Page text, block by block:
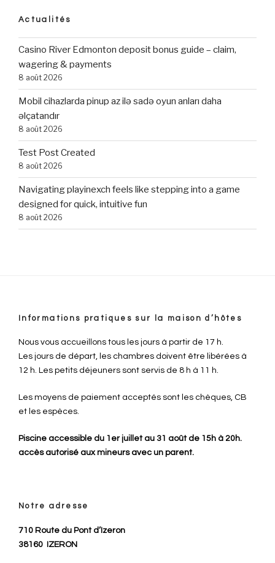
Actualités
Casino River Edmonton deposit bonus guide – claim,
wagering & payments
8 août 2026
Mobil cihazlarda pinup az ilə sadə oyun anları daha
əlçatandır
8 août 2026
Test Post Created
8 août 2026
Navigating playinexch feels like stepping into a game
designed for quick, intuitive fun
8 août 2026
Informations pratiques sur la maison d’hôtes
Nous vous accueillons tous les jours à partir de 17 h.
Les jours de départ, les chambres doivent être libérées à
12 h. Les petits déjeuners sont servis de 8 h à 11 h.
Les moyens de paiement acceptés sont les chèques, CB
et les espèces.
Piscine accessible du 1er juillet au 31 août de 15h à 20h.
accès autorisé aux mineurs avec un parent.
Notre adresse
710 Route du Pont d’Izeron
38160 IZERON